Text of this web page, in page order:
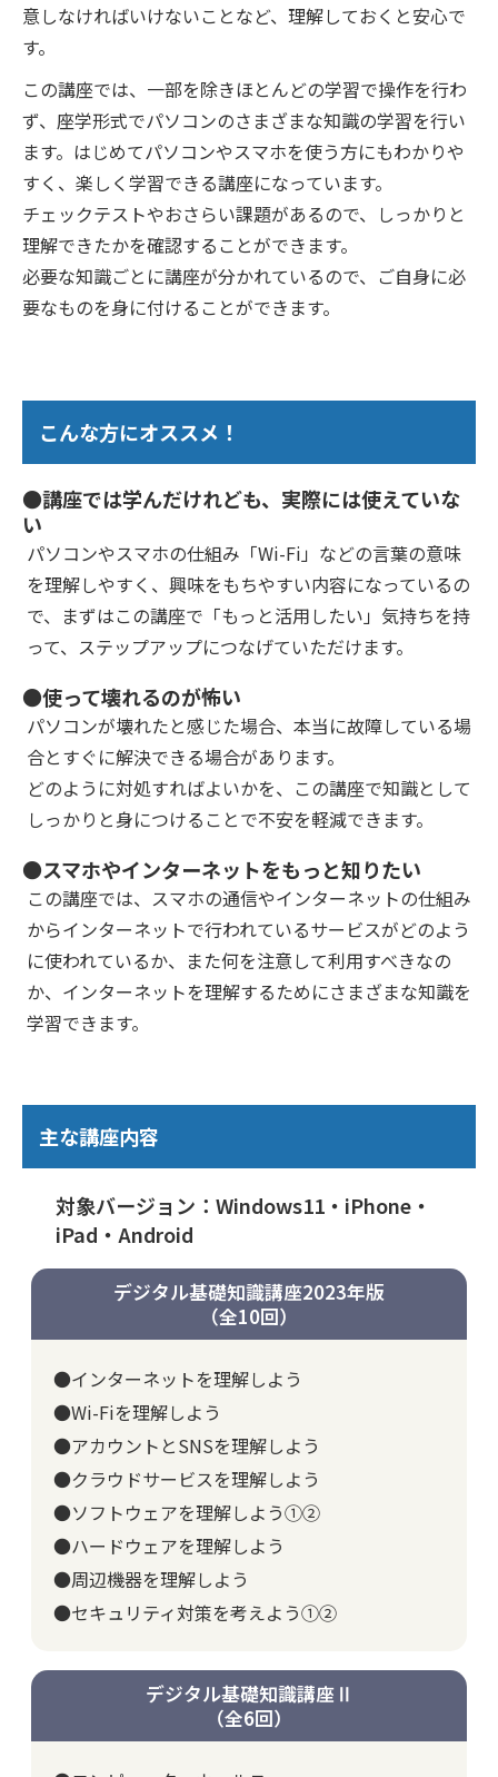
意しなければいけないことなど、理解しておくと安心で
す。
この講座では、一部を除きほとんどの学習で操作を行わ
ず、座学形式でパソコンのさまざまな知識の学習を行い
ます。はじめてパソコンやスマホを使う方にもわかりや
すく、楽しく学習できる講座になっています。
チェックテストやおさらい課題があるので、しっかりと
理解できたかを確認することができます。
必要な知識ごとに講座が分かれているので、ご自身に必
要なものを身に付けることができます。
こんな方にオススメ！
●講座では学んだけれども、実際には使えていな
い
パソコンやスマホの仕組み「Wi-Fi」などの言葉の意味
を理解しやすく、興味をもちやすい内容になっているの
で、まずはこの講座で「もっと活用したい」気持ちを持
って、ステップアップにつなげていただけます。
●使って壊れるのが怖い
パソコンが壊れたと感じた場合、本当に故障している場
合とすぐに解決できる場合があります。
どのように対処すればよいかを、この講座で知識として
しっかりと身につけることで不安を軽減できます。
●スマホやインターネットをもっと知りたい
この講座では、スマホの通信やインターネットの仕組み
からインターネットで行われているサービスがどのよう
に使われているか、また何を注意して利用すべきなの
か、インターネットを理解するためにさまざまな知識を
学習できます。
主な講座内容
対象バージョン：Windows11・iPhone・
iPad・Android
デジタル基礎知識講座2023年版
（全10回）
●インターネットを理解しよう
●Wi-Fiを理解しよう
●アカウントとSNSを理解しよう
●クラウドサービスを理解しよう
●ソフトウェアを理解しよう①②
●ハードウェアを理解しよう
●周辺機器を理解しよう
●セキュリティ対策を考えよう①②
デジタル基礎知識講座Ⅱ
（全6回）